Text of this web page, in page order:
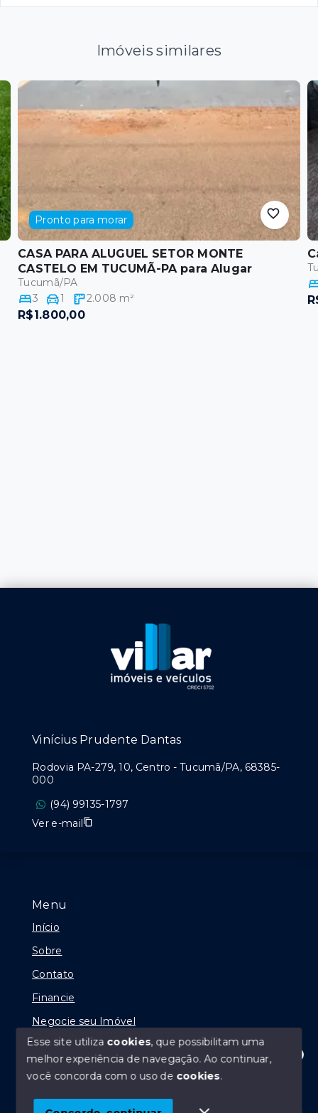
Imóveis similares
Pronto para morar
CASA PARA ALUGUEL SETOR MONTE
CASTELO EM TUCUMÃ-PA para Alugar
Tucumã/PA
3
1 2.008 m²
R$1.800,00
Olá! Estamos disponíveis para te ajudar.
Menu
Início
Sobre
Contato
Financie
Negocie seu Imóvel
© Copyright 2026 - Vinícius Prudente Dantas - Todos
Vinícius Prudente Dantas
Rodovia PA-279, 10, Centro - Tucumã/PA, 68385-
000
(94) 99135-1797
Ver e-mail
Esse site utiliza cookies, que possibilitam uma
melhor experiência de navegação.Ao continuar,
você concorda com o uso de cookies.